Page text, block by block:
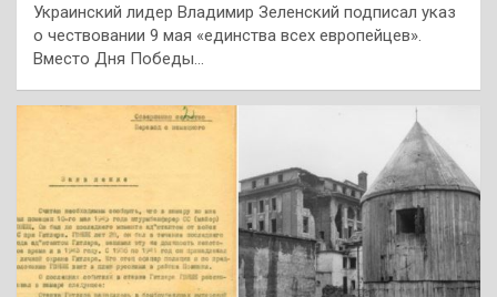
Украинский лидер Владимир Зеленский подписал указ
о чествовании 9 мая «единства всех европейцев».
Вместо Дня Победы…